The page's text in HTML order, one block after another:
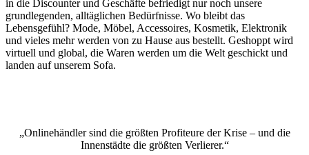
in die Discounter und Geschäfte befriedigt nur noch unsere
grundlegenden, alltäglichen Bedürfnisse. Wo bleibt das
Lebensgefühl? Mode, Möbel, Accessoires, Kosmetik, Elektronik
und vieles mehr werden von zu Hause aus bestellt. Geshoppt wird
virtuell und global, die Waren werden um die Welt geschickt und
landen auf unserem Sofa.
„Onlinehändler sind die größten Profiteure der Krise – und die
Innenstädte die größten Verlierer.“